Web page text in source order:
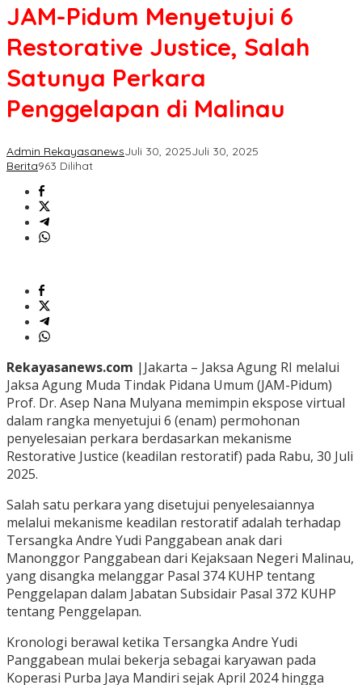
JAM-Pidum Menyetujui 6
Restorative Justice, Salah
Satunya Perkara
Penggelapan di Malinau
Admin RekayasanewsJuli 30, 2025Juli 30, 2025
Berita963 Dilihat
Rekayasanews.com |Jakarta – Jaksa Agung RI melalui
Jaksa Agung Muda Tindak Pidana Umum (JAM-Pidum)
Prof. Dr. Asep Nana Mulyana memimpin ekspose virtual
dalam rangka menyetujui 6 (enam) permohonan
penyelesaian perkara berdasarkan mekanisme
Restorative Justice (keadilan restoratif) pada Rabu, 30 Juli
2025.
Salah satu perkara yang disetujui penyelesaiannya
melalui mekanisme keadilan restoratif adalah terhadap
Tersangka Andre Yudi Panggabean anak dari
Manonggor Panggabean dari Kejaksaan Negeri Malinau,
yang disangka melanggar Pasal 374 KUHP tentang
Penggelapan dalam Jabatan Subsidair Pasal 372 KUHP
tentang Penggelapan.
Kronologi berawal ketika Tersangka Andre Yudi
Panggabean mulai bekerja sebagai karyawan pada
Koperasi Purba Jaya Mandiri sejak April 2024 hingga